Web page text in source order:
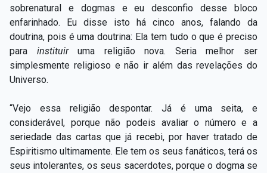
sobrenatural e dogmas e eu desconfio desse bloco
enfarinhado. Eu disse isto há cinco anos, falando da
doutrina, pois é uma doutrina: Ela tem tudo o que é preciso
para instituiruma religião nova. Seria melhor ser
simplesmente religioso e não ir além das revelações do
Universo.
“Vejo essa religião despontar. Já é uma seita, e
considerável, porque não podeis avaliar o número e a
seriedade das cartas que já recebi, por haver tratado de
Espiritismo ultimamente. Ele tem os seus fanáticos, terá os
seus intolerantes, os seus sacerdotes, porque o dogma se